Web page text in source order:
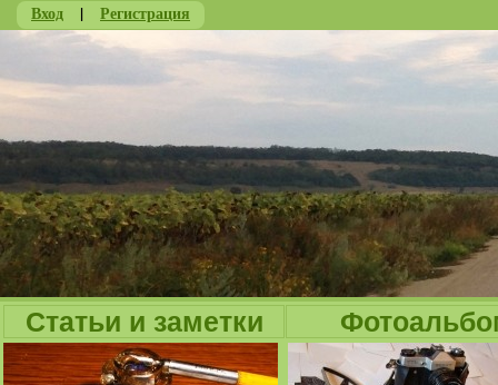
Вход | Регистрация
Статьи и заметки